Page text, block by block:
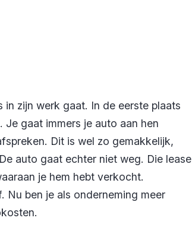
zijn werk gaat. In de eerste plaats
gaat immers je auto aan hen
Dit is wel zo gemakkelijk,
auto gaat echter niet weg. Die lease
je hem hebt verkocht.
Nu ben je als onderneming meer